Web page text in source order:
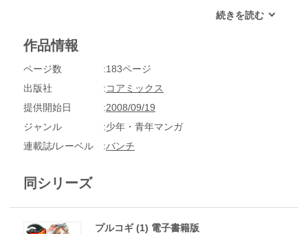
の焼肉師が「焼肉対決」を挑みにやって来ることも!?「ミノ」
ラ」…。この国には、白肉の本当のおいしさを知らない不幸な
―!!
作品情報
ページ数
183ページ
出版社
コアミックス
提供開始日
2008/09/19
ジャンル
少年・青年マンガ
連載誌/レーベル
バンチ
同シリーズ
プルコギ (1) 電子書籍版